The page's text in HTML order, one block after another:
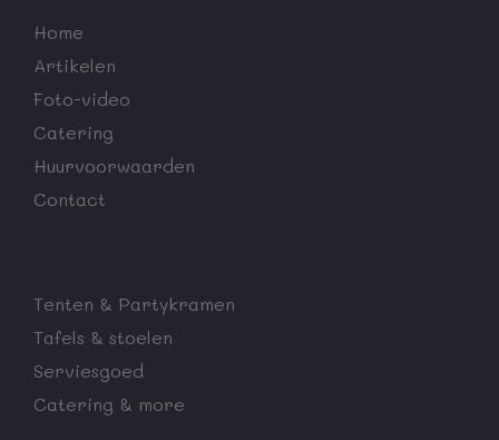
Home
Artikelen
Foto-video
Catering
Huurvoorwaarden
Contact
Tenten & Partykramen
Tafels & stoelen
Serviesgoed
Catering & more